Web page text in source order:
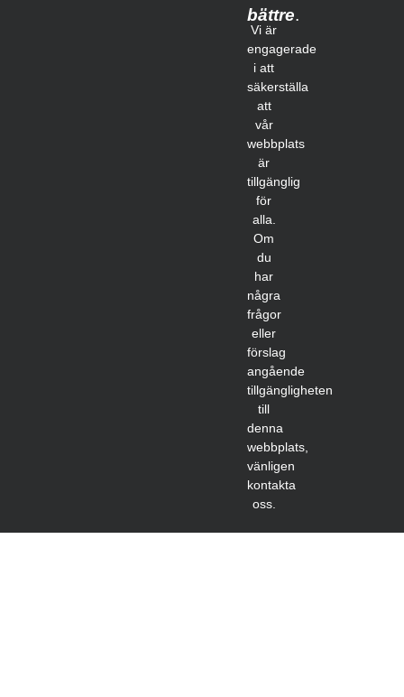
bättre.
Vi är
engagerade
i att
säkerställa
att
vår
webbplats
är
tillgänglig
för
alla.
Om
du
har
några
frågor
eller
förslag
angående
tillgängligheten
till
denna
webbplats,
vänligen
kontakta
oss.